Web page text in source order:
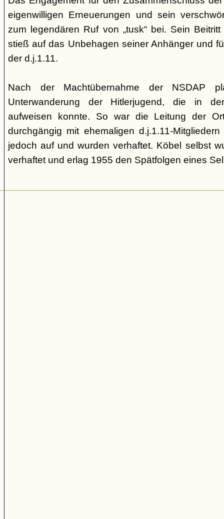
eigenwilligen Erneuerungen und sein
zum legendären Ruf von „tusk“ bei. Sein
stieß auf das Unbehagen seiner Anhänger und
der d.j.1.11.
Nach der Machtübernahme der NSDAP
Unterwanderung der Hitlerjugend, die in
aufweisen konnte. So war die Leitung der
durchgängig mit ehemaligen d.j.1.11-
jedoch auf und wurden verhaftet. Köbel selbst
verhaftet und erlag 1955 den Spätfolgen eines